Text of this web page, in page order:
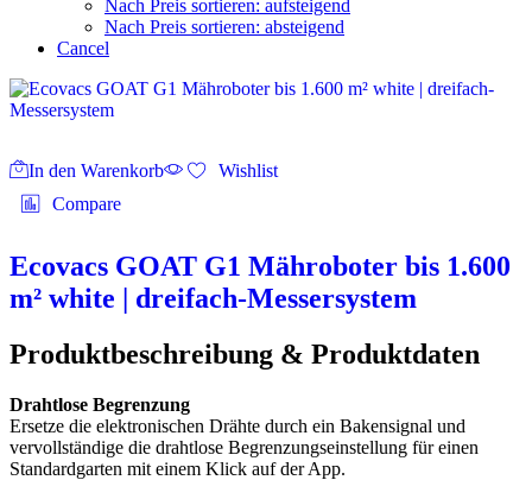
Nach Preis sortieren: aufsteigend
Nach Preis sortieren: absteigend
Cancel
In den Warenkorb
Wishlist
Compare
Ecovacs GOAT G1 Mähroboter bis 1.600
m² white | dreifach-Messersystem
Produktbeschreibung & Produktdaten
Drahtlose Begrenzung
Ersetze die elektronischen Drähte durch ein Bakensignal und
vervollständige die drahtlose Begrenzungseinstellung für einen
Standardgarten mit einem Klick auf der App.